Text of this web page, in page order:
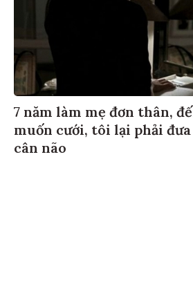
7 năm làm mẹ đơn thân,
muốn cưới, tôi lại phải
cân não